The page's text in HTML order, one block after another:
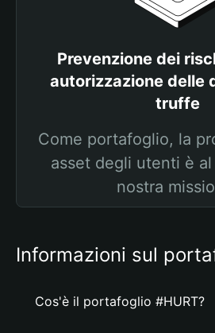
Prevenzione dei
autorizzazione delle
truffe
Come portafoglio, la
asset degli utenti è
nostra
Informazioni sul
Cos'è il portafoglio #HURT?